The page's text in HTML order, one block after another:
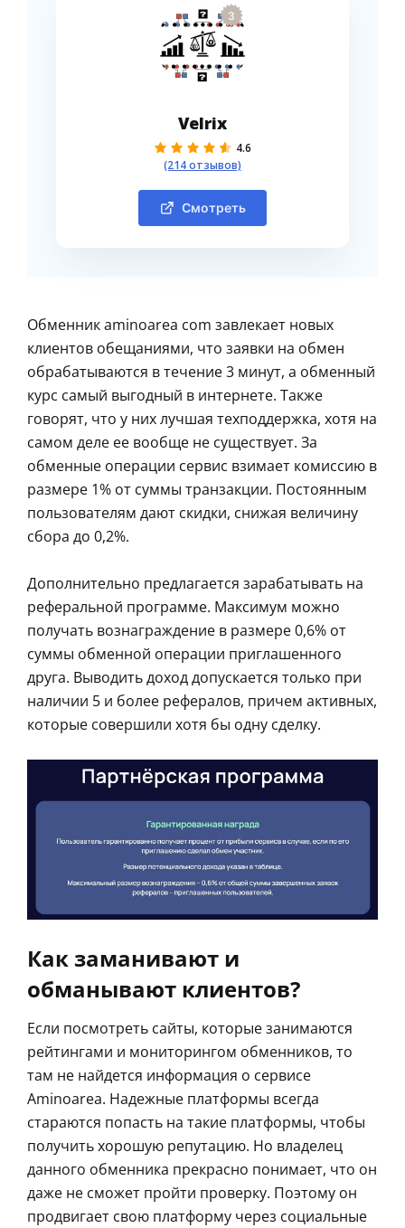
3
Velrix
4.6
(214 отзывов)
Смотреть
Обменник aminoarea com завлекает новых
клиентов обещаниями, что заявки на обмен
обрабатываются в течение 3 минут, а обменный
курс самый выгодный в интернете. Также
говорят, что у них лучшая техподдержка, хотя на
самом деле ее вообще не существует. За
обменные операции сервис взимает комиссию в
размере 1% от суммы транзакции. Постоянным
пользователям дают скидки, снижая величину
сбора до 0,2%.
Дополнительно предлагается зарабатывать на
реферальной программе. Максимум можно
получать вознаграждение в размере 0,6% от
суммы обменной операции приглашенного
друга. Выводить доход допускается только при
наличии 5 и более рефералов, причем активных,
которые совершили хотя бы одну сделку.
Как заманивают и
обманывают клиентов?
Если посмотреть сайты, которые занимаются
рейтингами и мониторингом обменников, то
там не найдется информация о сервисе
Aminoarea. Надежные платформы всегда
стараются попасть на такие платформы, чтобы
получить хорошую репутацию. Но владелец
данного обменника прекрасно понимает, что он
даже не сможет пройти проверку. Поэтому он
продвигает свою платформу через социальные